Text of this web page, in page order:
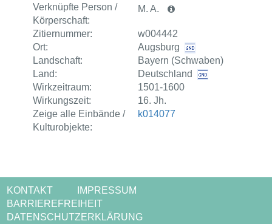
Verknüpfte Person /
Körperschaft:
M. A.
Zitiernummer:
w004442
Ort:
Augsburg
Landschaft:
Bayern (Schwaben)
Land:
Deutschland
Wirkzeitraum:
1501-1600
Wirkungszeit:
16. Jh.
Zeige alle Einbände /
Kulturobjekte:
k014077
KONTAKT
IMPRESSUM
BARRIEREFREIHEIT
DATENSCHUTZERKLÄRUNG